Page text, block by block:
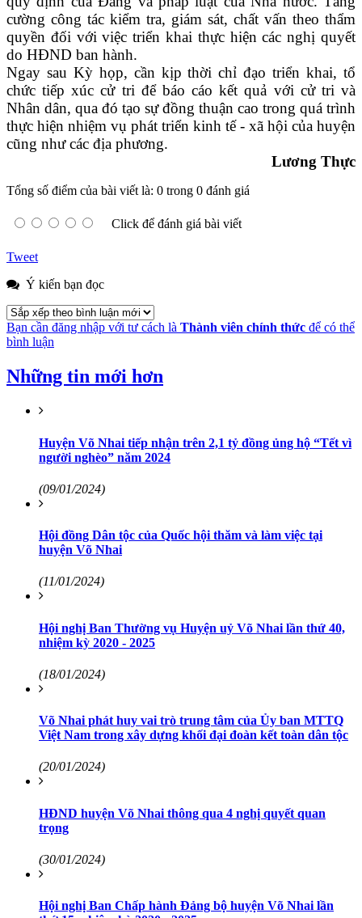
cường công tác kiểm tra, giám sát, chất vấn theo thẩm
quyền đối với việc triển khai thực hiện các nghị quyết
do HĐND ban hành.
Ngay sau Kỳ họp, cần kịp thời chỉ đạo triển khai, tổ
chức tiếp xúc cử tri để báo cáo kết quả với cử tri và
Nhân dân, qua đó tạo sự đồng thuận cao trong quá trình
thực hiện nhiệm vụ phát triển kinh tế - xã hội của huyện
cũng như các địa phương.
Lương Thực
Tổng số điểm của bài viết là: 0 trong 0 đánh giá
Click để đánh giá bài viết
Tweet
Ý kiến bạn đọc
Bạn cần đăng nhập với tư cách là Thành viên chính thức để có thể
bình luận
Những tin mới hơn
Huyện Võ Nhai tiếp nhận trên 2,1 tỷ đồng ủng hộ “Tết vì
người nghèo” năm 2024
(09/01/2024)
Hội đồng Dân tộc của Quốc hội thăm và làm việc tại
huyện Võ Nhai
(11/01/2024)
Hội nghị Ban Thường vụ Huyện uỷ Võ Nhai lần thứ 40,
nhiệm kỳ 2020 - 2025
(18/01/2024)
Võ Nhai phát huy vai trò trung tâm của Ủy ban MTTQ
Việt Nam trong xây dựng khối đại đoàn kết toàn dân tộc
(20/01/2024)
HĐND huyện Võ Nhai thông qua 4 nghị quyết quan
trọng
(30/01/2024)
Hội nghị Ban Chấp hành Đảng bộ huyện Võ Nhai lần